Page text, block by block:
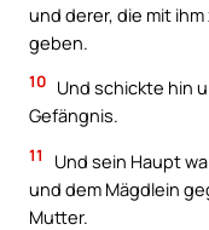
und derer, die mit
geben.
10 Und schickte hin
Gefängnis.
11
Und sein Haupt
und dem Mägdlein
Mutter.